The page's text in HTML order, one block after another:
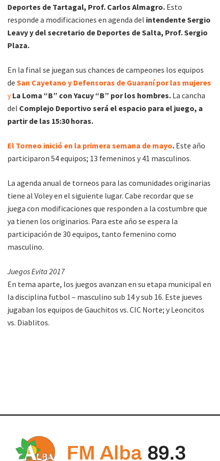
Deportes de Tartagal, Prof. Carlos Almagro. Esto
responde a modificaciones en agenda del intendente Sergio
Leavy y del secretario de Deportes de Salta, Prof. Sergio
Plaza.
En la final se juegan sus chances de campeones los equipos
de San Cayetano y Defensoras de Guaraní por las mujeres
yLa Loma “B” con Yacuy “B” por los hombres. La cancha
del Complejo Deportivo será el espacio para el juego, a
partir de las 15:30 horas.
El Torneo inició en la primera semana de mayo. Este año
participaron 54 equipos; 13 femeninos y 41 masculinos.
La agenda anual de torneos para las comunidades originarias
tiene al Voley en el siguiente lugar. Cabe recordar que se
juega con modificaciones que responden a la costumbre que
ya tienen los originarios. Para este año se espera la
participación de 30 equipos, tanto femenino como
masculino.
Juegos Evita 2017
En tema aparte, los juegos avanzan en su etapa municipal en
la disciplina futbol – masculino sub 14 y sub 16. Este jueves
jugaban los equipos de Gauchitos vs. CIC Norte; y Leoncitos
vs. Diablitos.